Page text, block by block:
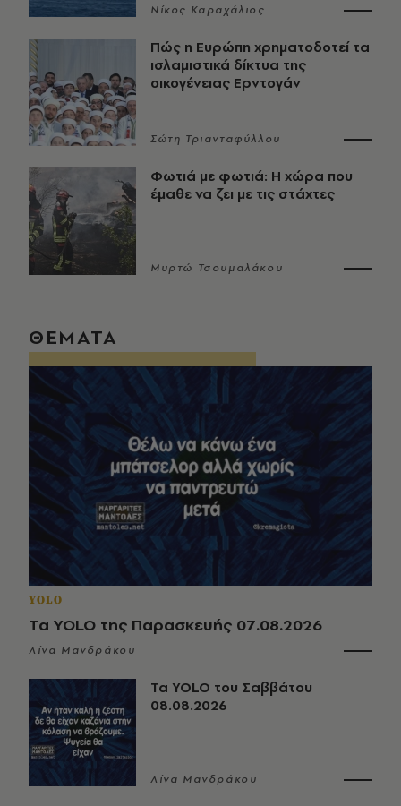
Νίκος Καραχάλιος
Πώς η Ευρώπη χρηματοδοτεί τα
ισλαμιστικά δίκτυα της
οικογένειας Ερντογάν
Σώτη Τριανταφύλλου
Φωτιά με φωτιά: Η χώρα που
έμαθε να ζει με τις στάχτες
Μυρτώ Τσουμαλάκου
ΘΕΜΑΤΑ
YOLO
Τα YOLO της Παρασκευής 07.08.2026
Λίνα Μανδράκου
Τα YOLO του Σαββάτου
08.08.2026
Λίνα Μανδράκου